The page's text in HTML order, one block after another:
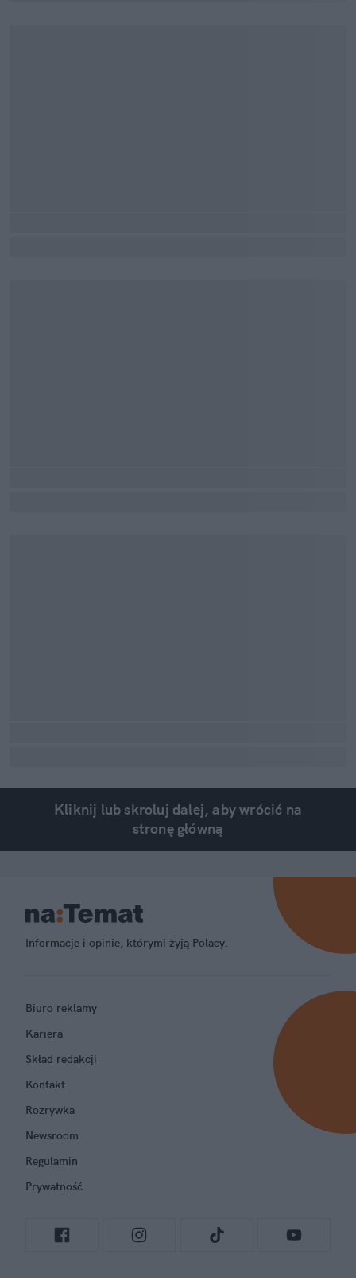
Kliknij lub skroluj dalej, aby wrócić na
stronę główną
Informacje i opinie, którymi żyją Polacy.
Biuro reklamy
Kariera
Skład redakcji
Kontakt
Rozrywka
Newsroom
Regulamin
Prywatność